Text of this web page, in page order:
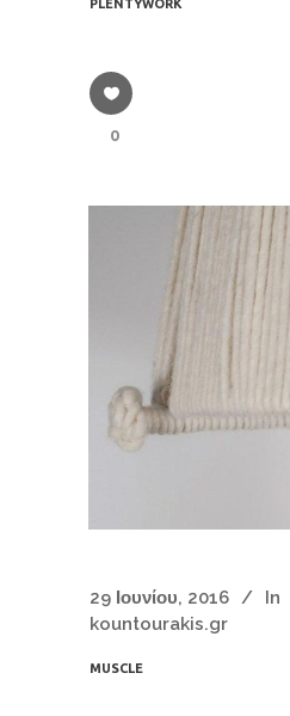
PLENTYWORK
0
29 Ιουνίου, 2016 In
kountourakis.gr
MUSCLE